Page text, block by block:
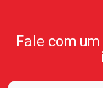
Fale com